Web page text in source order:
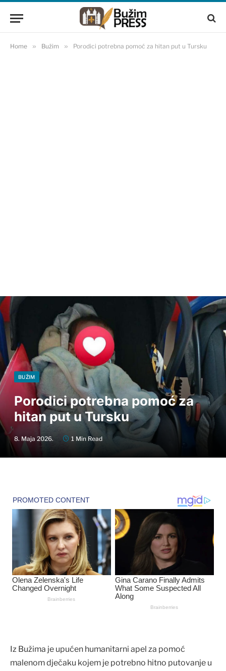
Home » Bužim » Porodici potrebna pomoć za hitan put u Tursku
BUŽIM
Porodici potrebna pomoć za
hitan put u Tursku
8. Maja 2026. 1 Min Read
Iz Bužima je upućen humanitarni apel za pomoć
malenom dječaku kojem je potrebno hitno putovanje u